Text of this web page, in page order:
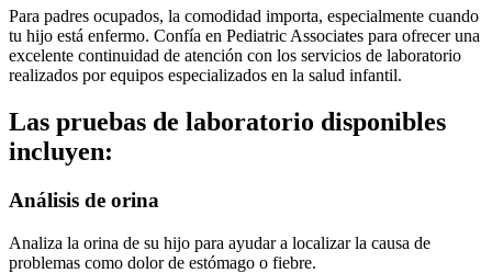
Para padres ocupados, la comodidad importa, especialmente cuando
tu hijo está enfermo. Confía en Pediatric Associates para ofrecer una
excelente continuidad de atención con los servicios de laboratorio
realizados por equipos especializados en la salud infantil.
Las pruebas de laboratorio disponibles
incluyen:
Análisis de orina
Analiza la orina de su hijo para ayudar a localizar la causa de
problemas como dolor de estómago o fiebre.